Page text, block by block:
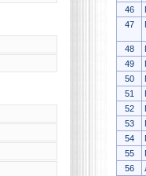
46
47
48
49
50
51
52
53
54
55
56